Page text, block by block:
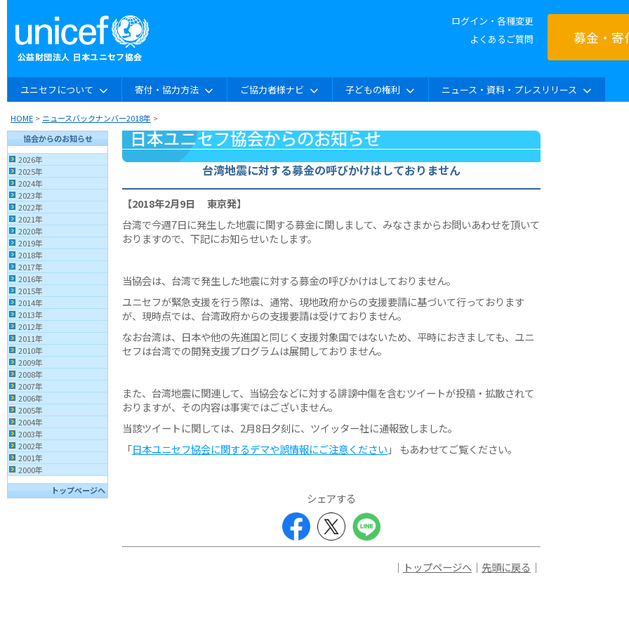
ログイン・各種変更
よくあるご質問
募金・寄
ユニセフについて 寄付・協力方法 ご協力者様ナビ 子どもの権利 ニュース・資料・プレスリリース
HOME > ニュースバックナンバー2018年 >
協会からのお知らせ
2026年
2025年
2024年
2023年
2022年
2021年
2020年
2019年
2018年
2017年
2016年
2015年
2014年
2013年
2012年
2011年
2010年
2009年
2008年
2007年
2006年
2005年
2004年
2003年
2002年
2001年
2000年
トップページへ
台湾地震に対する募金の呼びかけはしておりません
【2018年2月9日 東京発】
台湾で今週7日に発生した地震に関する募金に関しまして、みなさまからお問いあわせを頂いて
おりますので、下記にお知らせいたします。
当協会は、台湾で発生した地震に対する募金の呼びかけはしておりません。
ユニセフが緊急支援を行う際は、通常、現地政府からの支援要請に基づいて行っております
が、現時点では、台湾政府からの支援要請は受けておりません。
なお台湾は、日本や他の先進国と同じく支援対象国ではないため、平時におきましても、ユニ
セフは台湾での開発支援プログラムは展開しておりません。
また、台湾地震に関連して、当協会などに対する誹謗中傷を含むツイートが投稿・拡散されて
おりますが、その内容は事実ではございません。
当該ツイートに関しては、2月8日夕刻に、ツイッター社に通報致しました。
「日本ユニセフ協会に関するデマや誤情報にご注意ください」 もあわせてご覧ください。
シェアする
｜ トップページへ ｜ 先頭に戻る ｜